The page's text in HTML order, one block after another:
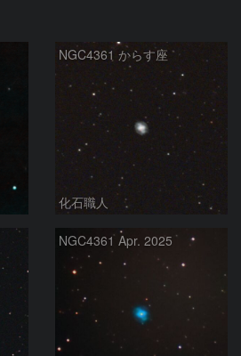
NGC4361 からす座
化石職人
NGC4361 Apr. 2025